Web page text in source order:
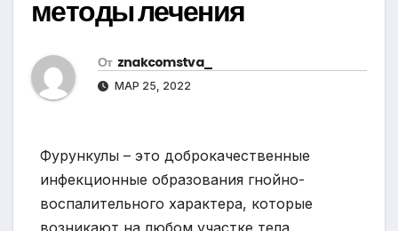
методы лечения
От znakcomstva_
МАР 25, 2022
Фурункулы – это доброкачественные
инфекционные образования гнойно-
воспалительного характера, которые